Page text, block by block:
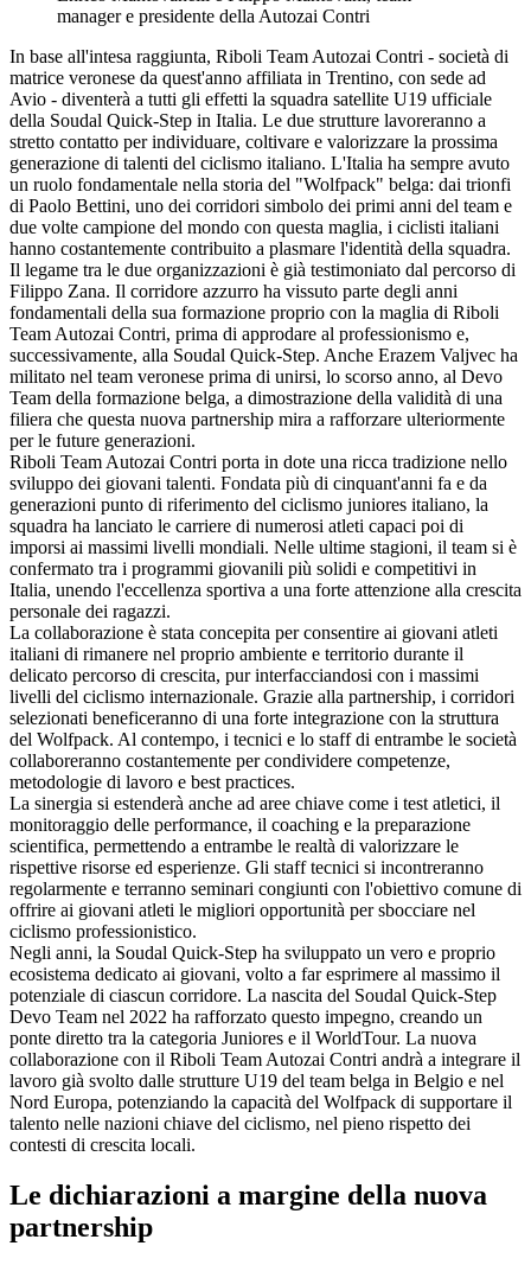
manager e presidente della Autozai Contri
In base all'intesa raggiunta, Riboli Team Autozai Contri - società di
matrice veronese da quest'anno affiliata in Trentino, con sede ad
Avio - diventerà a tutti gli effetti la squadra satellite U19 ufficiale
della Soudal Quick-Step in Italia. Le due strutture lavoreranno a
stretto contatto per individuare, coltivare e valorizzare la prossima
generazione di talenti del ciclismo italiano. L'Italia ha sempre avuto
un ruolo fondamentale nella storia del "Wolfpack" belga: dai trionfi
di Paolo Bettini, uno dei corridori simbolo dei primi anni del team e
due volte campione del mondo con questa maglia, i ciclisti italiani
hanno costantemente contribuito a plasmare l'identità della squadra.
Il legame tra le due organizzazioni è già testimoniato dal percorso di
Filippo Zana. Il corridore azzurro ha vissuto parte degli anni
fondamentali della sua formazione proprio con la maglia di Riboli
Team Autozai Contri, prima di approdare al professionismo e,
successivamente, alla Soudal Quick-Step. Anche Erazem Valjvec ha
militato nel team veronese prima di unirsi, lo scorso anno, al Devo
Team della formazione belga, a dimostrazione della validità di una
filiera che questa nuova partnership mira a rafforzare ulteriormente
per le future generazioni.
Riboli Team Autozai Contri porta in dote una ricca tradizione nello
sviluppo dei giovani talenti. Fondata più di cinquant'anni fa e da
generazioni punto di riferimento del ciclismo juniores italiano, la
squadra ha lanciato le carriere di numerosi atleti capaci poi di
imporsi ai massimi livelli mondiali. Nelle ultime stagioni, il team si è
confermato tra i programmi giovanili più solidi e competitivi in
Italia, unendo l'eccellenza sportiva a una forte attenzione alla crescita
personale dei ragazzi.
La collaborazione è stata concepita per consentire ai giovani atleti
italiani di rimanere nel proprio ambiente e territorio durante il
delicato percorso di crescita, pur interfacciandosi con i massimi
livelli del ciclismo internazionale. Grazie alla partnership, i corridori
selezionati beneficeranno di una forte integrazione con la struttura
del Wolfpack. Al contempo, i tecnici e lo staff di entrambe le società
collaboreranno costantemente per condividere competenze,
metodologie di lavoro e best practices.
La sinergia si estenderà anche ad aree chiave come i test atletici, il
monitoraggio delle performance, il coaching e la preparazione
scientifica, permettendo a entrambe le realtà di valorizzare le
rispettive risorse ed esperienze. Gli staff tecnici si incontreranno
regolarmente e terranno seminari congiunti con l'obiettivo comune di
offrire ai giovani atleti le migliori opportunità per sbocciare nel
ciclismo professionistico.
Negli anni, la Soudal Quick-Step ha sviluppato un vero e proprio
ecosistema dedicato ai giovani, volto a far esprimere al massimo il
potenziale di ciascun corridore. La nascita del Soudal Quick-Step
Devo Team nel 2022 ha rafforzato questo impegno, creando un
ponte diretto tra la categoria Juniores e il WorldTour. La nuova
collaborazione con il Riboli Team Autozai Contri andrà a integrare il
lavoro già svolto dalle strutture U19 del team belga in Belgio e nel
Nord Europa, potenziando la capacità del Wolfpack di supportare il
talento nelle nazioni chiave del ciclismo, nel pieno rispetto dei
contesti di crescita locali.
Le dichiarazioni a margine della nuova
partnership